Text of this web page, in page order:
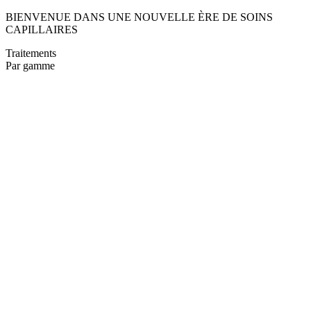
BIENVENUE DANS UNE NOUVELLE ÈRE DE SOINS
CAPILLAIRES
Traitements
Par gamme